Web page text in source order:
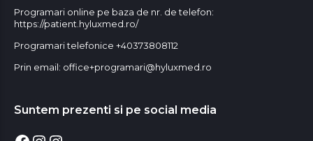
Programari online pe baza de nr. de telefon:
https://patient.hyluxmed.ro/
Programari telefonice +40373808112
Prin email: office+programari@hyluxmed.ro
Suntem prezenti si pe social media